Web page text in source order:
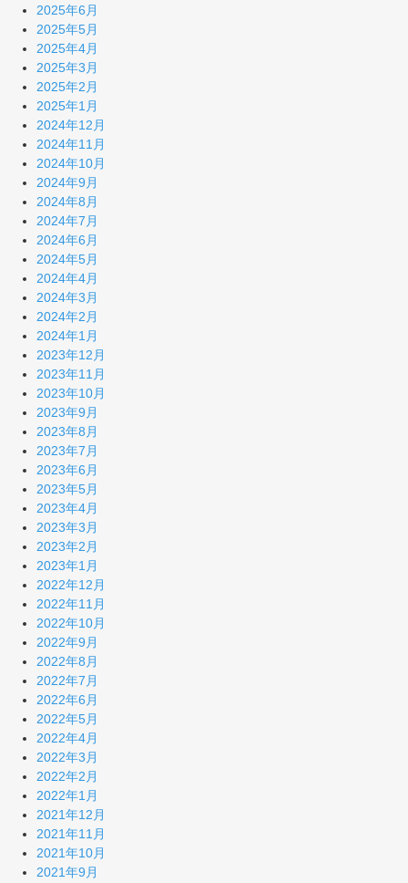
2025年6月
2025年5月
2025年4月
2025年3月
2025年2月
2025年1月
2024年12月
2024年11月
2024年10月
2024年9月
2024年8月
2024年7月
2024年6月
2024年5月
2024年4月
2024年3月
2024年2月
2024年1月
2023年12月
2023年11月
2023年10月
2023年9月
2023年8月
2023年7月
2023年6月
2023年5月
2023年4月
2023年3月
2023年2月
2023年1月
2022年12月
2022年11月
2022年10月
2022年9月
2022年8月
2022年7月
2022年6月
2022年5月
2022年4月
2022年3月
2022年2月
2022年1月
2021年12月
2021年11月
2021年10月
2021年9月